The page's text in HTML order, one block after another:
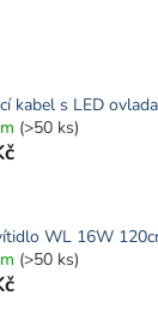
kabel s LED
(>50 ks)
WL 16W
(>50 ks)